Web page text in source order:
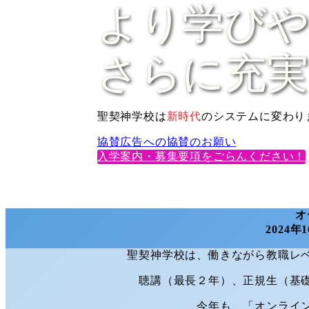
より学び
さらに充実
聖契神学校は新時代のシステムに変わり
協賛広告への協賛のお願い
入学案内・募集要項をごらんください！
2024年
聖契神学校は、働きながら教職レ
聴講（最長２年）、正規生（基
今年も、「オンライ